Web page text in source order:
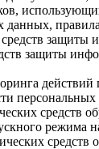
данных,
защиты
защиты
действий
средств
режима
средств